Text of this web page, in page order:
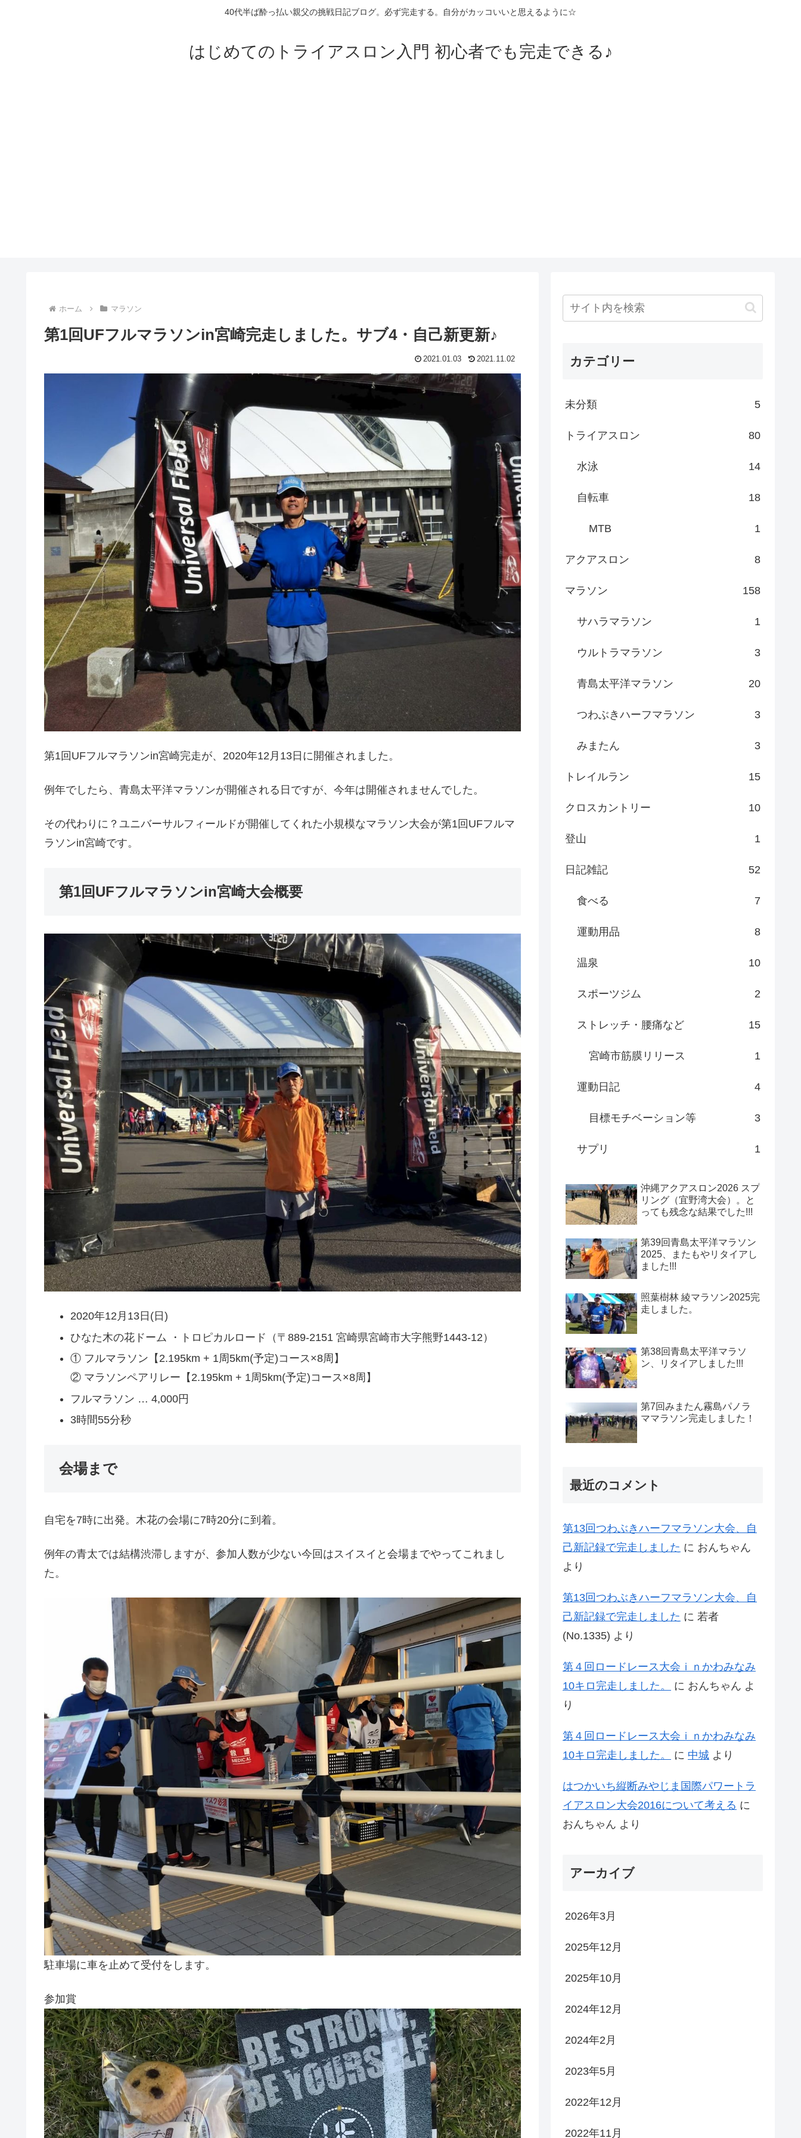
40代半ば酔っ払い親父の挑戦日記ブログ。必ず完走する。自分がカッコいいと思えるように☆
はじめてのトライアスロン入門 初心者でも完走できる♪
ホーム マラソン
第1回UFフルマラソンin宮崎完走しました。サブ4・自己新更新♪
2021.01.03 2021.11.02
第1回UFフルマラソンin宮崎完走が、2020年12月13日に開催されました。
例年でしたら、青島太平洋マラソンが開催される日ですが、今年は開催されませんでした。
その代わりに？ユニバーサルフィールドが開催してくれた小規模なマラソン大会が第1回UFフルマ
ラソンin宮崎です。
第1回UFフルマラソンin宮崎大会概要
2020年12月13日(日)
ひなた木の花ドーム ・トロピカルロード（〒889-2151 宮崎県宮崎市大字熊野1443-12）
① フルマラソン【2.195km + 1周5km(予定)コース×8周】
② マラソンペアリレー【2.195km + 1周5km(予定)コース×8周】
フルマラソン … 4,000円
3時間55分秒
会場まで
自宅を7時に出発。木花の会場に7時20分に到着。
例年の青太では結構渋滞しますが、参加人数が少ない今回はスイスイと会場までやってこれまし
た。
駐車場に車を止めて受付をします。
参加賞
カテゴリー
未分類 5
トライアスロン 80
水泳 14
自転車 18
MTB 1
アクアスロン 8
マラソン 158
サハラマラソン 1
ウルトラマラソン 3
青島太平洋マラソン 20
つわぶきハーフマラソン 3
みまたん 3
トレイルラン 15
クロスカントリー 10
登山 1
日記雑記 52
食べる 7
運動用品 8
温泉 10
スポーツジム 2
ストレッチ・腰痛など 15
宮崎市筋膜リリース 1
運動日記 4
目標モチベーション等 3
サプリ 1
沖縄アクアスロン2026 スプ
リング（宜野湾大会）。と
っても残念な結果でした!!!
第39回青島太平洋マラソン
2025、またもやリタイアし
ました!!!
照葉樹林 綾マラソン2025完
走しました。
第38回青島太平洋マラソ
ン、リタイアしました!!!
第7回みまたん霧島パノラ
ママラソン完走しました！
最近のコメント
第13回つわぶきハーフマラソン大会、自
己新記録で完走しました に おんちゃん
より
第13回つわぶきハーフマラソン大会、自
己新記録で完走しました に 若者
(No.1335) より
第４回ロードレース大会ｉｎかわみなみ
10キロ完走しました。
に おんちゃん よ
り
第４回ロードレース大会ｉｎかわみなみ
10キロ完走しました。
に 中城 より
はつかいち縦断みやじま国際パワートラ
イアスロン大会2016について考える に
おんちゃん より
アーカイブ
2026年3月
2025年12月
2025年10月
2024年12月
2024年2月
2023年5月
2022年12月
2022年11月